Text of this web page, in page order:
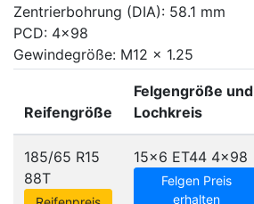
Zentrierbohrung (DIA): 58.1 mm
PCD: 4x98
Gewindegröße: M12 x 1.25
Reifengröße
Felgengröße und
Lochkreis
185/65 R15
88T
15x6 ET44 4x98
Felgen Preis
erhalten